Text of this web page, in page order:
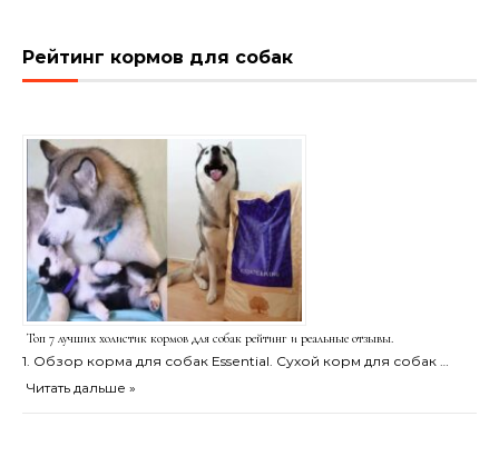
Рейтинг кормов для собак
Топ 7 лучших холистик кормов для собак рейтинг и реальные отзывы.
1. Обзор корма для собак Essential. Сухой корм для собак …
Читать дальше »